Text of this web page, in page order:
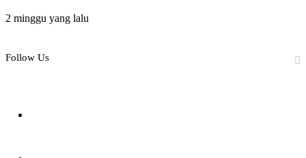
2 minggu yang lalu
Follow Us